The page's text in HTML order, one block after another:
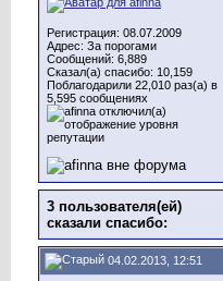
Регистрация: 08.07.2009
Адрес: За порогами
Сообщений: 6,889
Сказал(а) спасибо: 10,159
Поблагодарили 22,010 раз(а) в
5,595 сообщениях
3 пользователя(ей)
сказали cпасибо:
04.02.2013, 12:51